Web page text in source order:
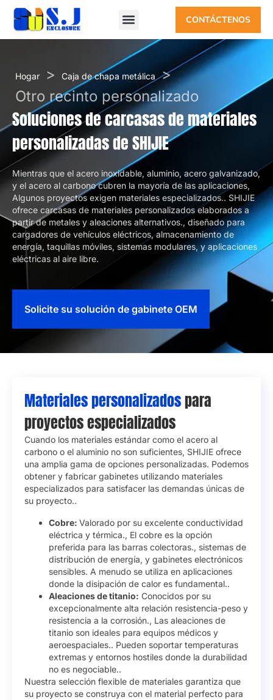
CONTÁCTENOS
Hogar > Caja de chapa metálica
>
Otro recinto personalizado
Soluciones de carcasas de materiales
personalizadas de SHIJIE
Mientras que el acero inoxidable, aluminio, acero galvanizado,
y el acero al carbono cubren la mayoría de las aplicaciones,
Algunos proyectos exigen materiales especializados.. SHIJIE
ofrece carcasas de materiales personalizados elaborados a
partir de metales y aleaciones alternativos., diseñado para
cargadores de vehículos eléctricos, almacenamiento de
energía, taquillas móviles, sistemas modulares, y aplicaciones
eléctricas al aire libre.
Solicite su solución de gabinete OEM
Materiales personalizadospara
proyectos especializados
Cuando los materiales estándar como el acero al
carbono o el aluminio no son suficientes, SHIJIE ofrece
una amplia gama de opciones personalizadas. Podemos
obtener y fabricar gabinetes utilizando materiales
especializados para satisfacer las demandas únicas de
su proyecto..
Cobre: Valorado por su excelente conductividad
eléctrica y térmica., El cobre es la opción
preferida para las barras colectoras., sistemas de
distribución de energía, y gabinetes electrónicos
sensibles. A menudo se utiliza en aplicaciones
donde la disipación de calor es fundamental..
Aleaciones de titanio: Conocidos por su
excepcionalmente alta relación resistencia-peso y
resistencia a la corrosión., Las aleaciones de
titanio son ideales para equipos médicos y
aeroespaciales.. Pueden soportar temperaturas
extremas y entornos hostiles donde la durabilidad
no es negociable..
Nuestra selección flexible de materiales garantiza que
su proyecto se construya con el material perfecto para